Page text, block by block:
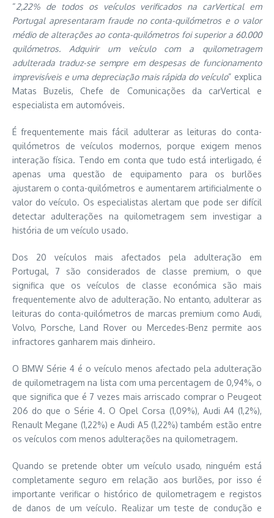
“2,22% de todos os veículos verificados na carVertical em
Portugal apresentaram fraude no conta-quilómetros e o valor
médio de alterações ao conta-quilómetros foi superior a 60.000
quilómetros. Adquirir um veículo com a quilometragem
adulterada traduz-se sempre em despesas de funcionamento
imprevisíveis e uma depreciação mais rápida do veículo” explica
Matas Buzelis, Chefe de Comunicações da carVertical e
especialista em automóveis.
É frequentemente mais fácil adulterar as leituras do conta-
quilómetros de veículos modernos, porque exigem menos
interação física. Tendo em conta que tudo está interligado, é
apenas uma questão de equipamento para os burlões
ajustarem o conta-quilómetros e aumentarem artificialmente o
valor do veículo. Os especialistas alertam que pode ser difícil
detectar adulterações na quilometragem sem investigar a
história de um veículo usado.
Dos 20 veículos mais afectados pela adulteração em
Portugal, 7 são considerados de classe premium, o que
significa que os veículos de classe económica são mais
frequentemente alvo de adulteração. No entanto, adulterar as
leituras do conta-quilómetros de marcas premium como Audi,
Volvo, Porsche, Land Rover ou Mercedes-Benz permite aos
infractores ganharem mais dinheiro.
O BMW Série 4 é o veículo menos afectado pela adulteração
de quilometragem na lista com uma percentagem de 0,94%, o
que significa que é 7 vezes mais arriscado comprar o Peugeot
206 do que o Série 4. O Opel Corsa (1,09%), Audi A4 (1,2%),
Renault Megane (1,22%) e Audi A5 (1,22%) também estão entre
os veículos com menos adulterações na quilometragem.
Quando se pretende obter um veículo usado, ninguém está
completamente seguro em relação aos burlões, por isso é
importante verificar o histórico de quilometragem e registos
de danos de um veículo. Realizar um teste de condução e